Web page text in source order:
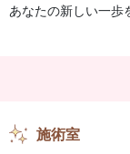
あなたの新しい一歩
施術室